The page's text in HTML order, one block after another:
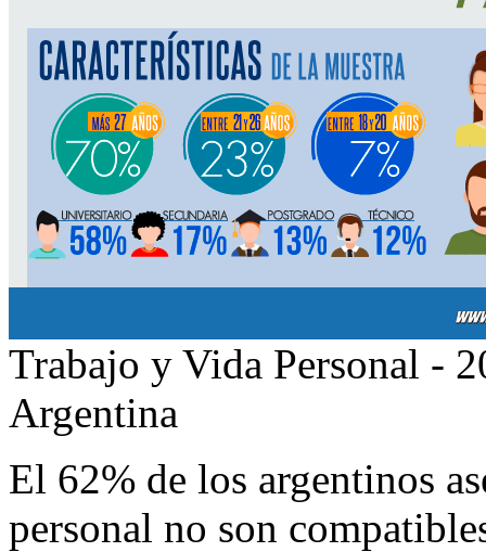
Trabajo y Vida Personal -
Argentina
El 62% de los argentinos
personal no son